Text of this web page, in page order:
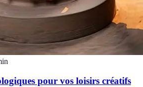
pour vos loisirs créatifs